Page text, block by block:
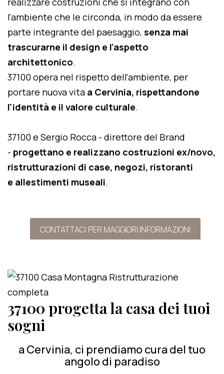
l'ambiente che le circonda, in modo da essere
parte integrante del paesaggio, senza mai
trascurarne il design e l'aspetto
architettonico.
37100 opera nel rispetto dell'ambiente, per
portare nuova vita a Cervinia, rispettandone
l'identità e il valore culturale.
37100 e Sergio Rocca - direttore del Brand
- progettano e realizzano costruzioni ex/novo,
ristrutturazioni di case, negozi, ristoranti
e allestimenti museali.
CONTATTACI PER MAGGIORI INFORMAZIONI
37100 progetta la casa dei tuoi
sogni
a Cervinia, ci prendiamo cura del tuo
angolo di paradiso